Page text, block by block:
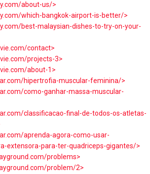
about-us/>
which-bangkok-airport-is-better/>
best-malaysian-dishes-to-try-on-your-
contact>
projects-3>
about-1>
hipertrofia-muscular-feminina/>
como-ganhar-massa-muscular-
classificacao-final-de-todos-os-atletas-
aprenda-agora-como-usar-
extensora-para-ter-quadriceps-gigantes/>
problems>
problem/2>